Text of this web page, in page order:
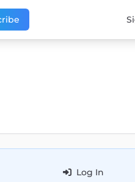
Log In